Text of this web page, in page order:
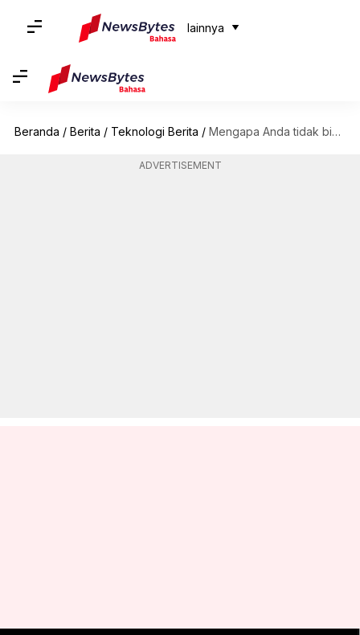
lainnya
Beranda / Berita / Teknologi Berita / Mengapa Anda tidak bisa meminta ChatGPT untuk mengulang kata-kata tanpa henti?
ADVERTISEMENT